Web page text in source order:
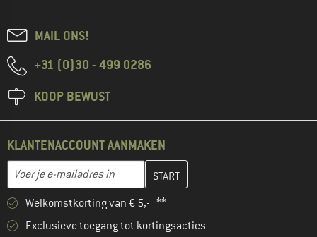
MAIL ONS!
+31 (0)30 - 499 0286
KOOP BEWUST
KLANTENACCOUNT AANMAKEN
E-mailadres
Vul je e-mailadres hier in en maak in de volgende stap je
Welkomstkorting van € 5,- **
Exclusieve toegang tot kortingsacties